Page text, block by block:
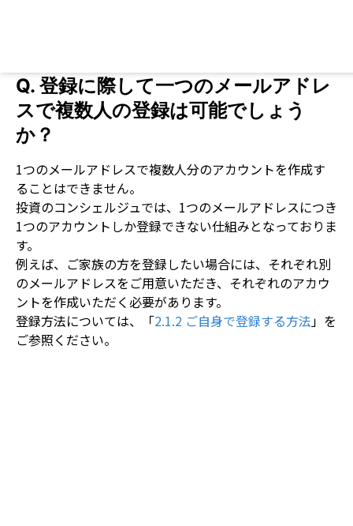
Q. 登録に際して一つのメールアドレ
スで複数人の登録は可能でしょう
か？
1つのメールアドレスで複数人分のアカウントを作成す
ることはできません。
投資のコンシェルジュでは、1つのメールアドレスにつき
1つのアカウントしか登録できない仕組みとなっておりま
す。
例えば、ご家族の方を登録したい場合には、それぞれ別
のメールアドレスをご用意いただき、それぞれのアカウ
ントを作成いただく必要があります。
登録方法については、「2.1.2 ご自身で登録する方法」を
ご参照ください。